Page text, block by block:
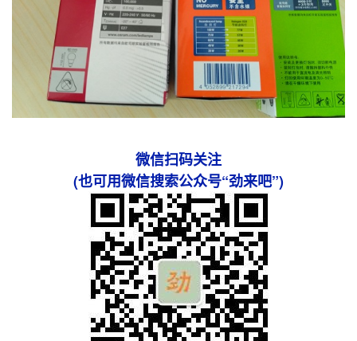
微信扫码关注
(也可用微信搜索公众号“劲来吧”)